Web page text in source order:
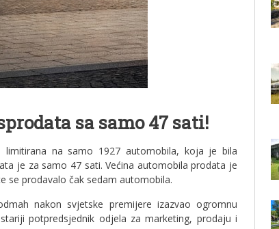
sa samo 47 sati!
limitirana na samo 1927 automobila, koja je bila
je za samo 47 sati. Većina automobila prodata je
se prodavalo čak sedam automobila.
nakon svjetske premijere izazvao ogromnu
potpredsjednik odjela za marketing, prodaju i